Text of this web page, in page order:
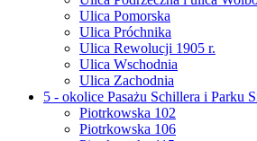
Ulica Pomorska
Ulica Próchnika
Ulica Rewolucji 1905 r.
Ulica Wschodnia
Ulica Zachodnia
5 - okolice Pasażu Schillera i Parku
Piotrkowska 102
Piotrkowska 106